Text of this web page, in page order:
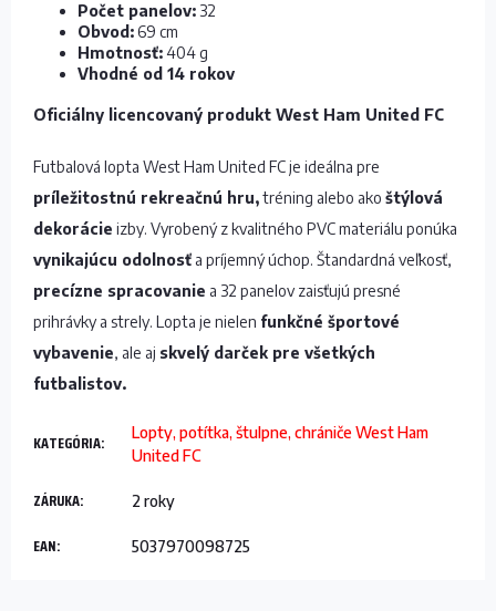
Počet panelov: 32
Obvod:69 cm
Hmotnosť:404 g
Vhodné od 14 rokov
Oficiálny licencovaný produkt West Ham United FC
Futbalová lopta West Ham United FC je ideálna pre
príležitostnú rekreačnú hru,tréning alebo ako štýlová
dekorácie izby. Vyrobený z kvalitného PVC materiálu ponúka
vynikajúcu odolnosť a príjemný úchop. Štandardná veľkosť,
precízne spracovanie a 32 panelov zaisťujú presné
prihrávky a strely. Lopta je nielen funkčné športové
vybavenie, ale aj skvelý darček pre všetkých
futbalistov.
KATEGÓRIA:
Lopty, potítka, štulpne, chrániče West Ham
United FC
ZÁRUKA: 2 roky
EAN: 5037970098725